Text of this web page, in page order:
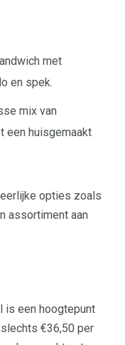
met
en spek.
mix van
een huisgemaakt
opties zoals
assortiment aan
is een hoogtepunt
€36,50 per